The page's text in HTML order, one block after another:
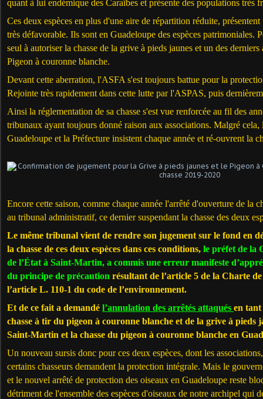
quant à lui endémique des Caraïbes et présente des populations très
Ces deux espèces en plus d'une aire de répartition réduite,
très défavorable. Ils sont en Guadeloupe des espèces patrimoniales.
seul à autoriser la chasse de la grive à pieds jaunes et un des derniers
Pigeon à couronne blanche.
Devant cette aberration, l'ASFA s'est toujours battue pour la
Rejointe très rapidement dans cette lutte par l'ASPAS, puis
Ainsi la réglementation de sa chasse s'est vue renforcée au fil des
tribunaux ayant toujours donné raison aux associations. Malgré cela,
Guadeloupe et la Préfecture insistent chaque année et ré-ouvrent la
Encore cette saison, comme chaque année l'arrêté d'ouverture de la
au tribunal administratif, ce dernier suspendant la chasse des deux
Le même tribunal vient de rendre son jugement sur le fond en
la chasse de ces deux espèces dans ces conditions, le préfet de la
de l’État à Saint-Martin, a commis une erreur manifeste
du principe de précaution résultant de l’article 5 de la Charte
l’article L. 110-1 du code de l’environnement.
Et de ce fait a demandé l’annulation des arrêtés attaqués en tant
chasse à tir du pigeon à couronne blanche et de la grive à pieds
Saint-Martin et la chasse du pigeon à couronne blanche en
Un nouveau sursis donc pour ces deux espèces, dont les
certains chasseurs demandent la protection intégrale. Mais le
et le nouvel arrêté de protection des oiseaux en Guadeloupe reste
détriment de l'ensemble des espèces d'oiseaux de notre archipel qui